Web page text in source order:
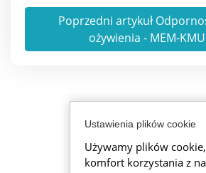
Poprzedni artykuł
ożywienia - MEM-
Ustawienia plików cookie
Używamy plików
komfort korzystania z